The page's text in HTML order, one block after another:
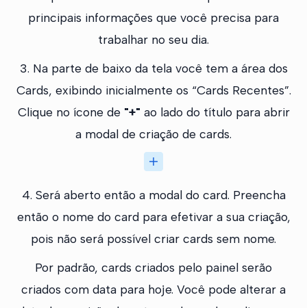
principais informações que você precisa para
trabalhar no seu dia.
3. Na parte de baixo da tela você tem a área dos
Cards, exibindo inicialmente os “Cards Recentes”.
Clique no ícone de "+" ao lado do título para abrir
a modal de criação de cards.
4. Será aberto então a modal do card. Preencha
então o nome do card para efetivar a sua criação,
pois não será possível criar cards sem nome.
Por padrão, cards criados pelo painel serão
criados com data para hoje. Você pode alterar a